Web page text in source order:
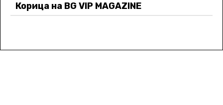
Корица на BG VIP MAGAZINE